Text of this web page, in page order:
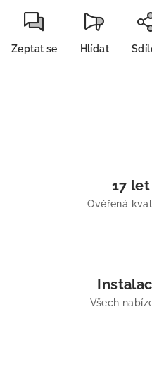
Zeptat se Hlídat
17
Ověřená
Všech